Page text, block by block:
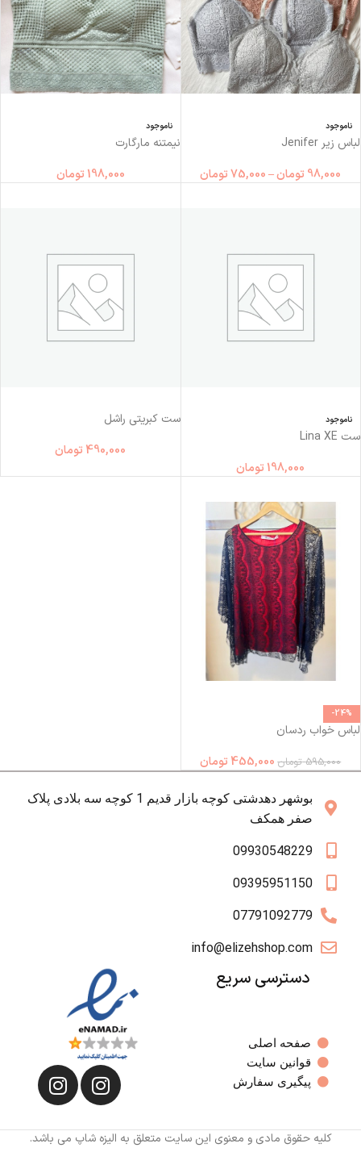
ناموجود
لباس زیر Jenifer
98,000 تومان–
75,000 تومان
ناموجود
نیمتنه مارگارت
198,000 تومان
ناموجود
ست Lina XE
198,000 تومان
ست کبریتی راشل
490,000 تومان
-24%
لباس خواب ردسان
595,000 تومان 455,000 تومان
بوشهر دهدشتی کوچه بازار قدیم 1 کوچه سه بلادی پلاک
صفر همکف
09930548229
09395951150
07791092779
info@elizehshop.com
دسترسی سریع
صفحه اصلی
قوانین سایت
پیگیری سفارش
کلیه حقوق مادی و معنوی این سایت متعلق به الیزه شاپ می باشد.